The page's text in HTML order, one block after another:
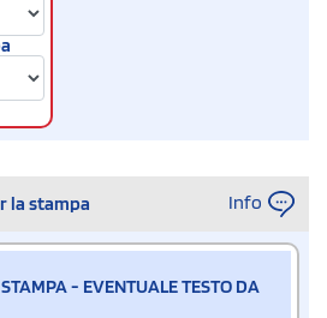
la stampa Info
- EVENTUALE TESTO DA